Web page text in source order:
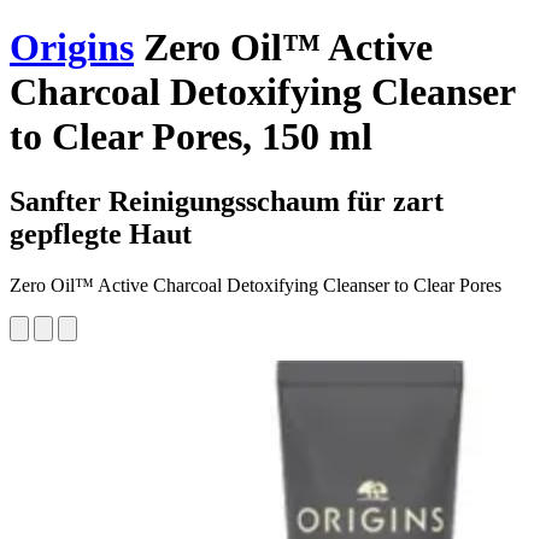
Origins Zero Oil™ Active
Charcoal Detoxifying Cleanser
to Clear Pores, 150 ml
Sanfter Reinigungsschaum für zart
gepflegte Haut
Zero Oil™ Active Charcoal Detoxifying Cleanser to Clear Pores